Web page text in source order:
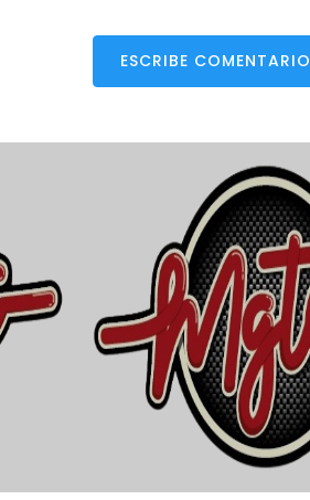
ESCRIBE COMENTARIO